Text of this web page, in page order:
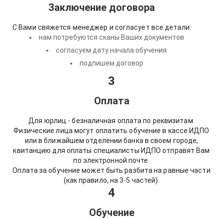
Заключение договора
С Вами свяжется менеджер и согласует все детали:
нам потребуются сканы Ваших документов
согласуем дату начала обучения
подпишем договор
3
Оплата
Для юрлиц - безналичная оплата по реквизитам.
Физические лица могут оплатить обучение в кассе ИДПО
или в ближайшем отделении банка в своем городе,
квитанцию для оплаты специалисты ИДПО отправят Вам
по электронной почте.
Оплата за обучение может быть разбита на равные части
(как правило, на 3-5 частей).
4
Обучение